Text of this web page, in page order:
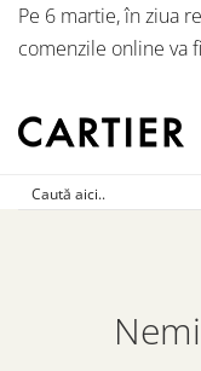
Pe 6 martie, în ziua
comenzile online va